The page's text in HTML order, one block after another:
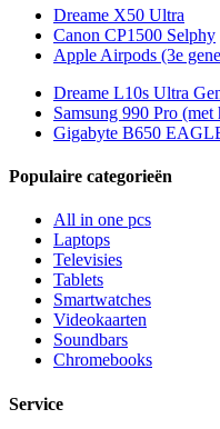
Dreame X50 Ultra
Canon CP1500 Selphy
Apple Airpods (3e
Dreame L10s Ultra
Samsung 990 Pro
Gigabyte B650
Populaire categorieën
All in one pcs
Laptops
Televisies
Tablets
Smartwatches
Videokaarten
Soundbars
Chromebooks
Service